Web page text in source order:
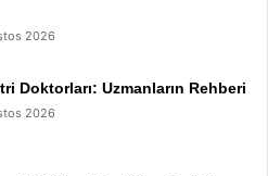
2026
Doktorları: Uzmanların Rehberi
2026